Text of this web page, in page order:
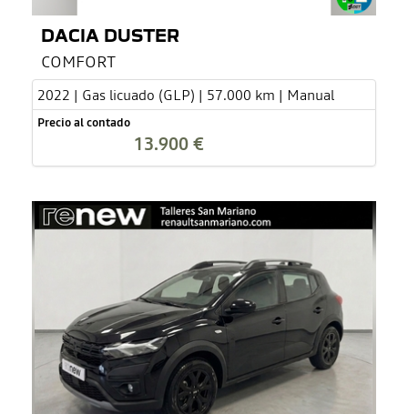
DACIA DUSTER
COMFORT
2022 | Gas licuado (GLP) | 57.000 km | Manual
Precio al contado
13.900 €